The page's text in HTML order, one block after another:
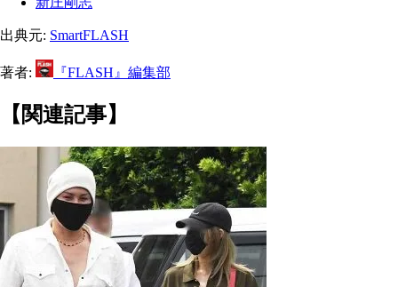
出典元: SmartFLASH
著者: 『FLASH』編集部
【関連記事】